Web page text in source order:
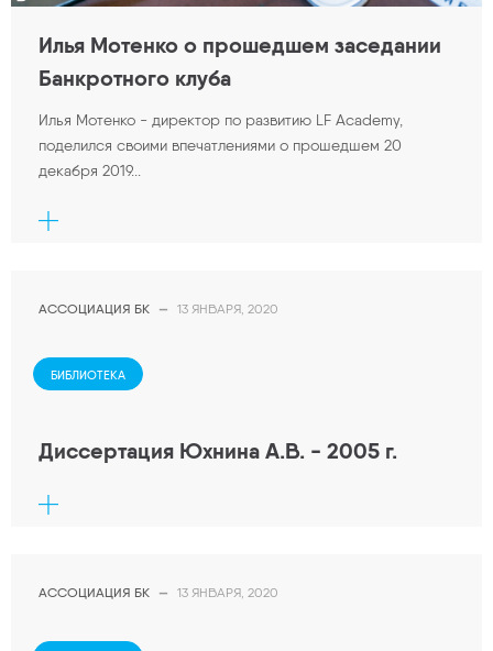
Илья Мотенко о прошедшем заседании
Банкротного клуба
Илья Мотенко - директор по развитию LF Academy,
поделился своими впечатлениями о прошедшем 20
декабря 2019...
АССОЦИАЦИЯ БК — 13 ЯНВАРЯ, 2020
БИБЛИОТЕКА
Диссертация Юхнина А.В. - 2005 г.
АССОЦИАЦИЯ БК — 13 ЯНВАРЯ, 2020